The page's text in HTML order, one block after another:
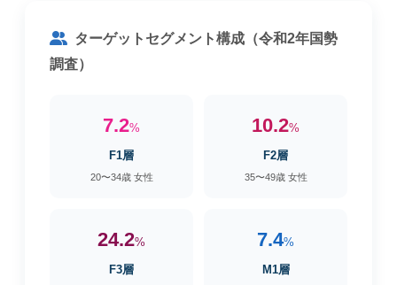
ターゲットセグメント構成（令和2年国勢
調査）
7.2%
F1層
20〜34歳 女性
10.2%
F2層
35〜49歳 女性
24.2%
F3層
7.4%
M1層